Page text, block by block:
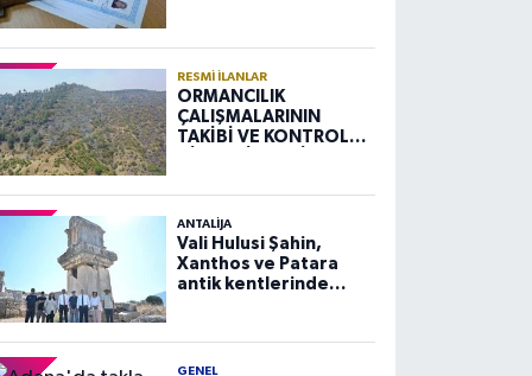
RESMI İLANLAR
ORMANCILIK
ÇALIŞMALARININ
TAKİBİ VE KONTROLÜ
ANTALIJA
Vali Hulusi Şahin,
Xanthos ve Patara
antik kentlerinde
GENEL